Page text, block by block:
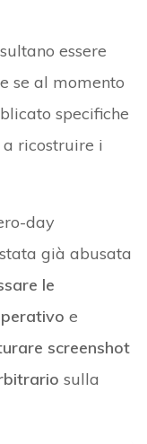
essere
se al momento
specifiche
ricostruire i
day
già abusata
le
e
screenshot
sulla